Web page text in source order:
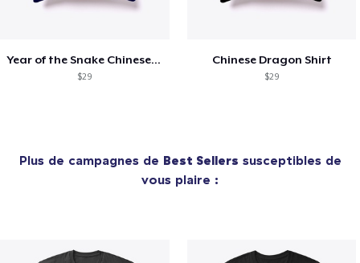
Year of the Snake Chinese New Year
$29
Chinese Dragon Shirt
$29
Plus de campagnes de Best Sellers susceptibles de
vous plaire :